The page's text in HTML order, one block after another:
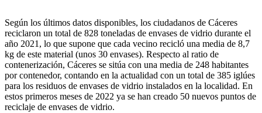
Según los últimos datos disponibles, los ciudadanos de Cáceres
reciclaron un total de 828 toneladas de envases de vidrio durante el
año 2021, lo que supone que cada vecino recicló una media de 8,7
kg de este material (unos 30 envases). Respecto al ratio de
contenerización, Cáceres se sitúa con una media de 248 habitantes
por contenedor, contando en la actualidad con un total de 385 iglúes
para los residuos de envases de vidrio instalados en la localidad. En
estos primeros meses de 2022 ya se han creado 50 nuevos puntos de
reciclaje de envases de vidrio.